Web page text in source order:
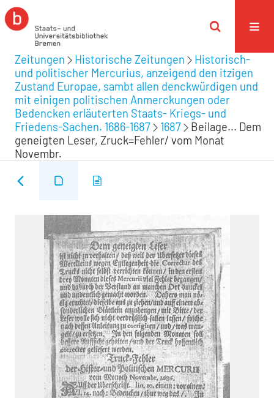
Zeitungen Historische Zeitungen
Historisch-
und politischer Mercurius, anzeigend den itzigen
Zustand Europae, sambt allen denckwürdigen und
mit einigen politischen Anmerckungen oder
Bedencken erläuterten Staats- Kriegs- und
Friedens-Sachen. 1686-1687
1687
Beilage... Dem
geneigten Leser, Zruck=Fehler/ vom Monat
Novembr.